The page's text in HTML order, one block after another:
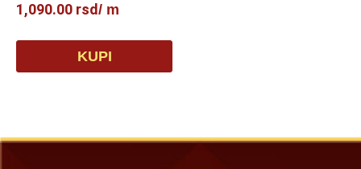
1,090.00 rsd/ m
KUPI